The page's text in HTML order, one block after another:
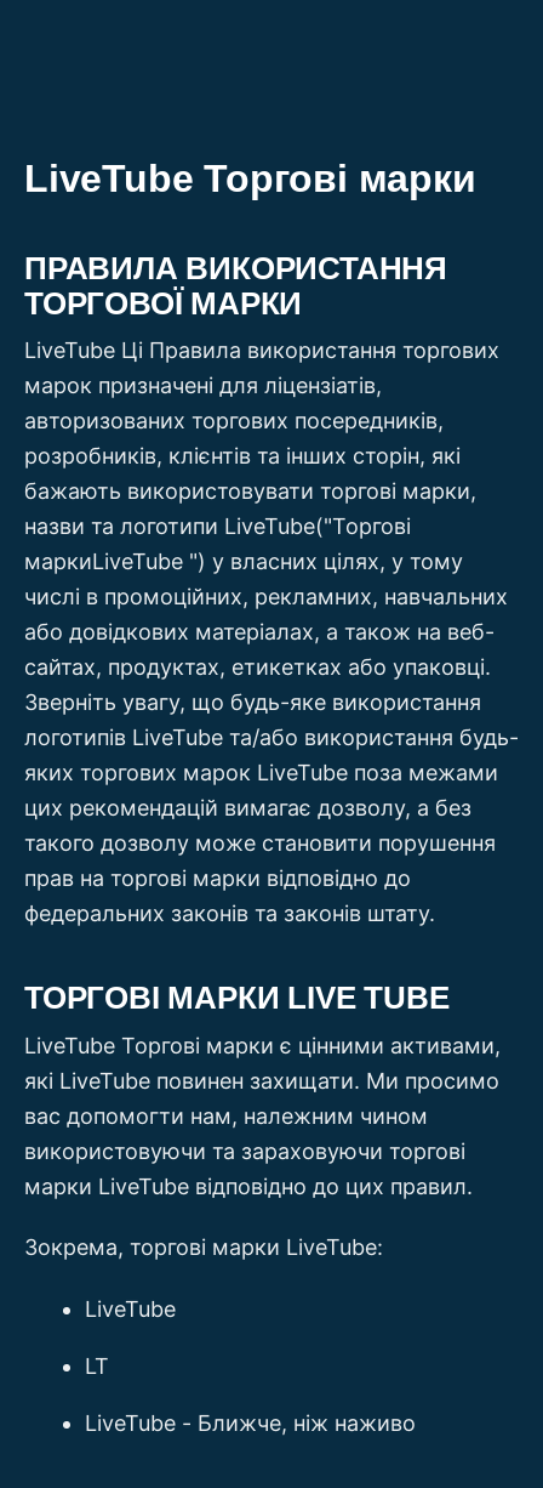
LiveTube Торгові марки
ПРАВИЛА ВИКОРИСТАННЯ
ТОРГОВОЇ МАРКИ
LiveTube Ці Правила використання торгових
марок призначені для ліцензіатів,
авторизованих торгових посередників,
розробників, клієнтів та інших сторін, які
бажають використовувати торгові марки,
назви та логотипи LiveTube("Торгові
маркиLiveTube ") у власних цілях, у тому
числі в промоційних, рекламних, навчальних
або довідкових матеріалах, а також на веб-
сайтах, продуктах, етикетках або упаковці.
Зверніть увагу, що будь-яке використання
логотипів LiveTube та/або використання будь-
яких торгових марок LiveTube поза межами
цих рекомендацій вимагає дозволу, а без
такого дозволу може становити порушення
прав на торгові марки відповідно до
федеральних законів та законів штату.
ТОРГОВІ МАРКИ LIVE TUBE
LiveTube Торгові марки є цінними активами,
які LiveTube повинен захищати. Ми просимо
вас допомогти нам, належним чином
використовуючи та зараховуючи торгові
марки LiveTube відповідно до цих правил.
Зокрема, торгові марки LiveTube:
LiveTube
LT
LiveTube - Ближче, ніж наживо